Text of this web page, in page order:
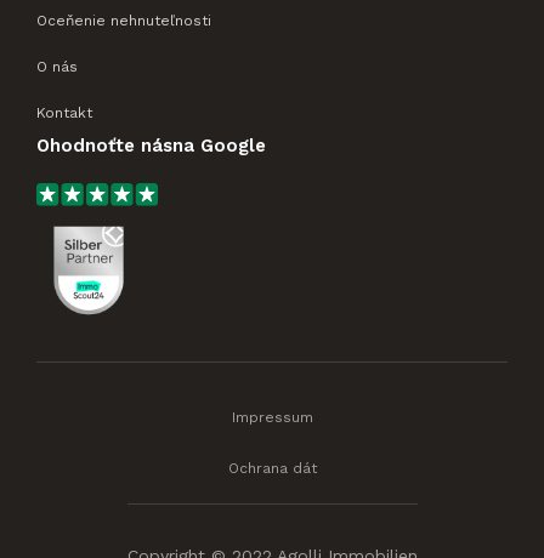
Oceňenie nehnuteľnosti
O nás
Kontakt
Ohodnoťte násna Google
Impressum
Ochrana dát